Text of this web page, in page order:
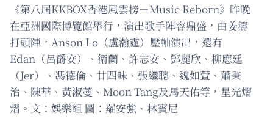
《第八屆KKBOX香港風雲榜－Music Reborn》昨晚
在亞洲國際博覽館舉行，演出歌手陣容鼎盛，由姜濤
打頭陣，Anson Lo（盧瀚霆）壓軸演出，還有
Edan（呂爵安）、衛蘭、許志安、鄧麗欣、柳應廷
（Jer）、馮德倫、廿四味、張繼聰、魏如萱、蕭秉
治、陳華、黃淑蔓、Moon Tang及馬天佑等，星光熠
熠。文：娛樂組 圖：羅安強、林賓尼